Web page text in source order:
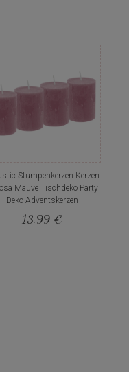
Stumpenkerzen Kerzen
Mauve Tischdeko Party
Deko Adventskerzen
13,99 €